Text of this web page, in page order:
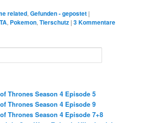
related,Gefunden - gepostet |
, Pokemon,Tierschutz |3 Kommentare
Thrones Season 4 Episode 5
Thrones Season 4 Episode 9
Thrones Season 4 Episode 7+8